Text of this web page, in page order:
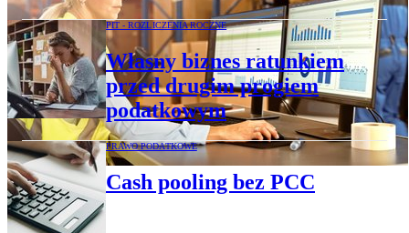
PIT - ROZLICZENIA ROCZNE
Własny biznes ratunkiem
przed drugim progiem
podatkowym
PRAWO PODATKOWE
Cash pooling bez PCC